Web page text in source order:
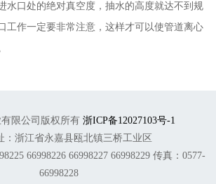
水口处的绝对真空度，抽水的高度就达不到规
工作一定要非常注意，这样才可以使管道离心
限公司版权所有 浙ICP备12027103号-1
：浙江省永嘉县瓯北镇三桥工业区
66998226 66998227 66998229 传真：0577-
66998228